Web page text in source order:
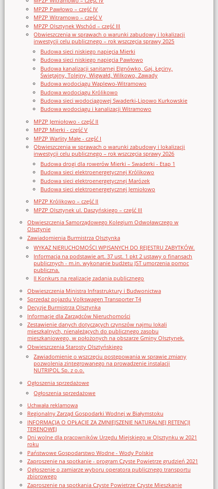
MPZP Pawłowo – część IV
MPZP Witramowo – część V
MPZP Olsztynek Wschód – część III
Obwieszczenia w sprawach o warunki zabudowy i lokalizacji
inwestycji celu publicznego – rok wszczęcia sprawy 2025
Budowa sieci niskiego napięcia Mierki
Budowa sieci niskiego napięcia Pawłowo
Budowa kanalizacji sanitarnej Elgnówko, Gaj, Łęciny,
Świętajny, Tolejny, Wigwałd, Wilkowo, Zawady
Budowa wodociągu Waplewo-Witramowo
Budowa wodociągu Królikowo
Budowa sieci wodociągowej Swaderki-Lipowo Kurkowskie
Budowa wodociągu i kanalizacji Witramowo
MPZP Jemiołowo - część II
MPZP Mierki - część V
MPZP Warlity Małe - część I
Obwieszczenia w sprawach o warunki zabudowy i lokalizacji
inwestycji celu publicznego – rok wszczęcia sprawy 2026
Budowa drogi dla rowerów Mierki – Swaderki - Etap 1
Budowa sieci elektroenergetycznej Królikowo
Budowa sieci elektroenergetycznej Marózek
Budowa sieci elektroenergetycznej Jemiołowo
MPZP Królikowo – część II
MPZP Olsztynek ul. Daszyńskiego – część III
Obwieszczenia Samorządowego Kolegium Odwoławczego w
Olsztynie
Zawiadomienia Burmistrza Olsztynka
WYKAZ NIERUCHOMOŚCI WPISANYCH DO REJESTRU ZABYTKÓW.
Informacja na podstawie art. 37 ust. 1 pkt 2 ustawy o finansach
publicznych - m.in. wykonanie budżetu JST umorzenia pomoc
publiczna.
II Konkurs na realizację zadania publicznego
Obwieszczenia Ministra Infrastruktury i Budwonictwa
Sprzedaż pojazdu Volkswagen Transporter T4
Decyzje Burmistrza Olsztynka
Informacje dla Zarządców Nieruchomości
Zestawienie danych dotyczących czynszów najmu lokali
mieszkalnych, nienależących do publicznego zasobu
mieszkaniowego, w położonych na obszarze Gminy Olsztynek.
Obwieszczenia Starosty Olsztyńskiego
Zawiadomienie o wszczęciu postępowania w sprawie zmiany
pozwolenia zintegrowanego na prowadzenie instalacji
NUTRIPOL Sp. z o.o.
Ogłoszenia sprzedażowe
Ogłoszenia sprzedażowe
Uchwała reklamowa
Regionalny Zarząd Gospodarki Wodnej w Białymstoku
INFORMACJA O OPŁACIE ZA ZMNIEJSZENIE NATURALNEJ RETENCJI
TERENOWEJ
Dni wolne dla pracowników Urzędu Miejskiego w Olsztynku w 2021
roku
Państwowe Gospodarstwo Wodne - Wody Polskie
Zaproszenie na spotkanie - program Czyste Powietrze grudzień 2021
Ogłoszenie o zamiarze wyboru operatora publicznego transportu
zbiorowego
Zaproszenie na spotkania Czyste Powietrze Czyste Mieszkanie